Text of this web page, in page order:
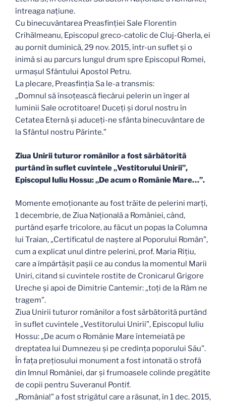
întreaga națiune.
Cu binecuvântarea Preasfinției Sale Florentin
Crihălmeanu, Episcopul greco-catolic de Cluj-Gherla, ei
au pornit duminică, 29 nov. 2015, într-un suflet și o
inimă si au parcurs lungul drum spre Episcopul Romei,
urmașul Sfântului Apostol Petru.
La plecare, Preasfinția Sa le-a transmis:
„Domnul să însoțească fiecărui pelerin un înger al
luminii Sale ocrotitoare! Duceți și dorul nostru în
Cetatea Eternă și aduceți-ne sfânta binecuvântare de
la Sfântul nostru Părinte.”
Ziua Unirii tuturor românilor a fost sărbătorită
purtând în suflet cuvintele „Vestitorului Unirii”,
Episcopul Iuliu Hossu: „De acum o Românie Mare…”.
Momente emoționante au fost trăite de pelerini marți,
1 decembrie, de Ziua Națională a României, când,
purtând eșarfe tricolore, au făcut un popas la Columna
lui Traian, „Certificatul de naștere al Poporului Român”,
cum a explicat unul dintre pelerini, prof. Maria Rițiu,
care a împărtășit pașii ce au condus la momentul Marii
Uniri, citand si cuvintele rostite de Cronicarul Grigore
Ureche și apoi de Dimitrie Cantemir: „toți de la Râm ne
tragem”.
Ziua Unirii tuturor românilor a fost sărbătorită purtând
în suflet cuvintele „Vestitorului Unirii”, Episcopul Iuliu
Hossu: „De acum o Românie Mare întemeiată pe
dreptatea lui Dumnezeu și pe credința poporului Său”.
În fața prețiosului monument a fost intonată o strofă
din Imnul României, dar și frumoasele colinde pregătite
de copii pentru Suveranul Pontif.
„România!” a fost strigătul care a răsunat, în 1 dec. 2015,